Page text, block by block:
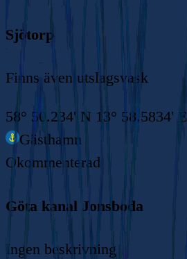
Sjötorp
Finns även utslagsvask
58° 50.234' N 13° 58.5834' E
Gästhamn
Okommenterad
Göta kanal Jonsboda
Ingen beskrivning